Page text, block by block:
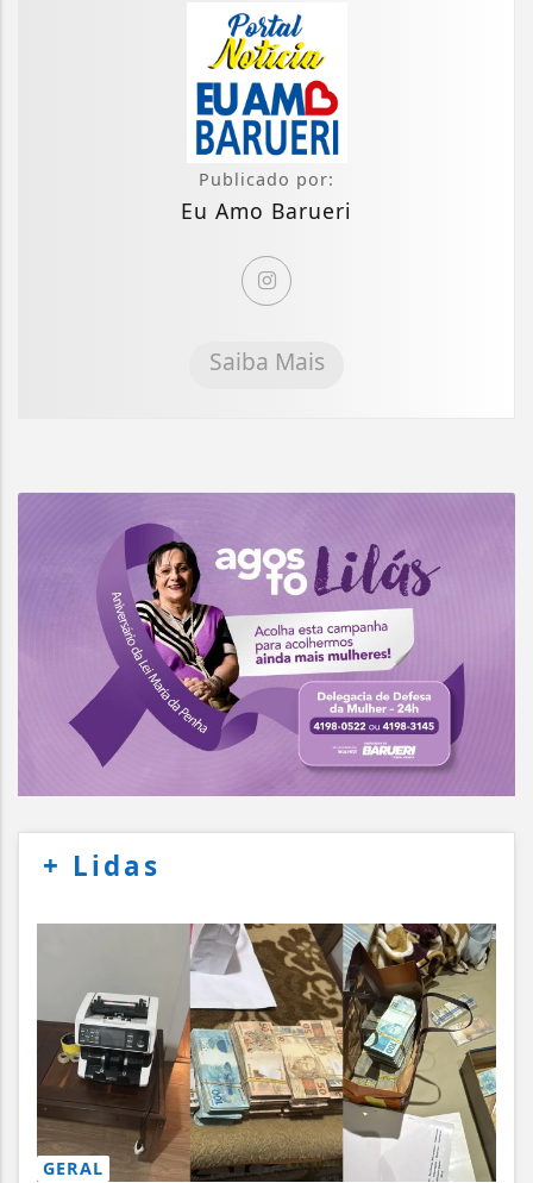
Publicado por:
Eu Amo Barueri
Saiba Mais
+ Lidas
GERAL